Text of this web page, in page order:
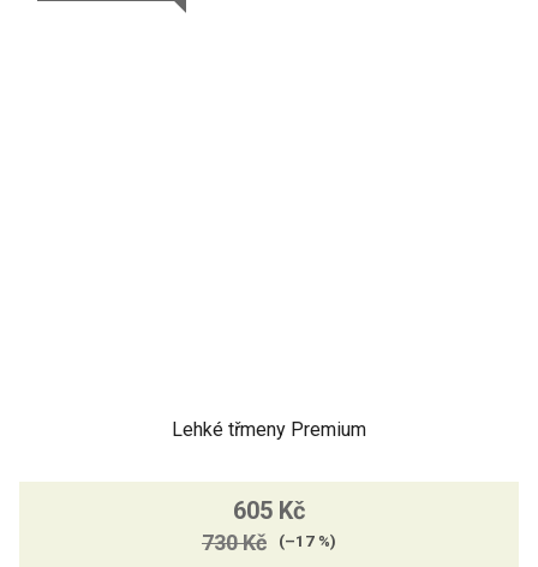
Lehké třmeny Premium
605 Kč
730 Kč (–17 %)